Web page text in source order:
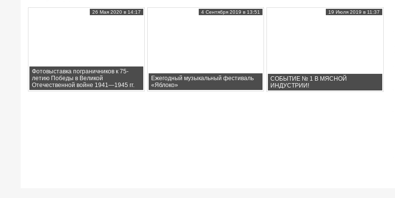
Фотовыставка пограничников к 75-
летию Победы в Великой
Отечественной войне 1941—1945 гг.
26 Мая 2020 в 14:17
Ежегодный музыкальный фестиваль
«Яблоко»
4 Сентября 2019 в 13:51
СОБЫТИЕ № 1 В МЯСНОЙ
ИНДУСТРИИ!
19 Июля 2019 в 11:37